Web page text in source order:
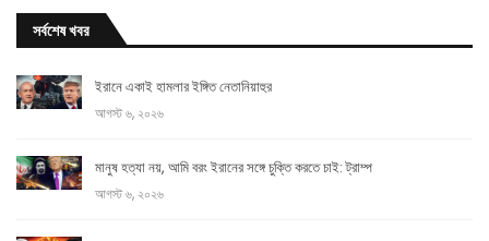
সর্বশেষ খবর
ইরানে একাই হামলার ইঙ্গিত নেতানিয়াহুর
আগস্ট ৬, ২০২৬
মানুষ হত্যা নয়, আমি বরং ইরানের সঙ্গে চুক্তি করতে চাই: ট্রাম্প
আগস্ট ৬, ২০২৬